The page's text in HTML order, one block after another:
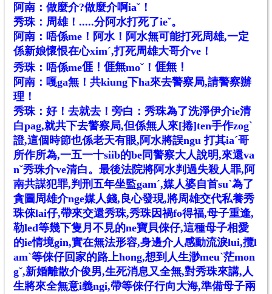
阿南：做麼介?做麼介啊iaˇ！
秀珠：周雄！.....分阿水打死了ieˇ。
阿南：唔係me！阿水！阿水無可能打死周雄,一定
係新娘懷恨在心ximˊ,打死周雄大哥介ve！
秀珠：唔係me𠊎！𠊎無moˇ！𠊎無！
阿南：嘎ga無！共kiung下ha來去警察局,請警察辦
理！
秀珠：好！去就去！旁白：秀珠為了洗淨伊介ie清
白pag,就共下去警察局,但係無人來[捲]ten手作zogˋ
證,這個時節也係老天有眼,阿水將誤ngu 打其iaˊ哥
所作所為,一五一十siib的be同警察大人說明,來還va
nˇ秀珠介ve清白。最後法院將阿水判過失殺人罪,阿
南共謀犯罪,判刑五年坐監gamˊ,媒人婆自首suˋ為了
貪圖周雄介nge媒人錢,良心發現,將周雄交代私養秀
珠倈lai仔,帶來交還秀珠,秀珠因禍fo得福,母子重逢,
勒led等幾下隻月不見的ne寶貝倈仔,這種母子相愛
的ie情境gin,實在無法形容,身邊介人感動流淚lui,攬l
amˋ等倈仔回家的路上hong,想到人生渺meuˋ茫mon
gˇ,新婚離散介俊男,生死消息又全無,對秀珠來講,人
生將來全無意i義ngi,帶等倈仔行向大海,準備母子兩